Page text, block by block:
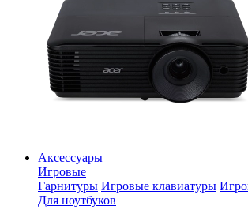
Аксессуары
Игровые
Гарнитуры Игровые клавиатуры
Для ноутбуков